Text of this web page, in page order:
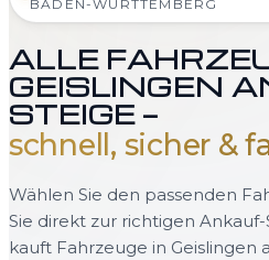
BADEN-WÜRTTEMBERG
ALLE
GEISLINGEN
STEIGE —
schnell, sicher &
Wählen Sie den passenden
Sie direkt zur richtigen
kauft Fahrzeuge in Geislingen